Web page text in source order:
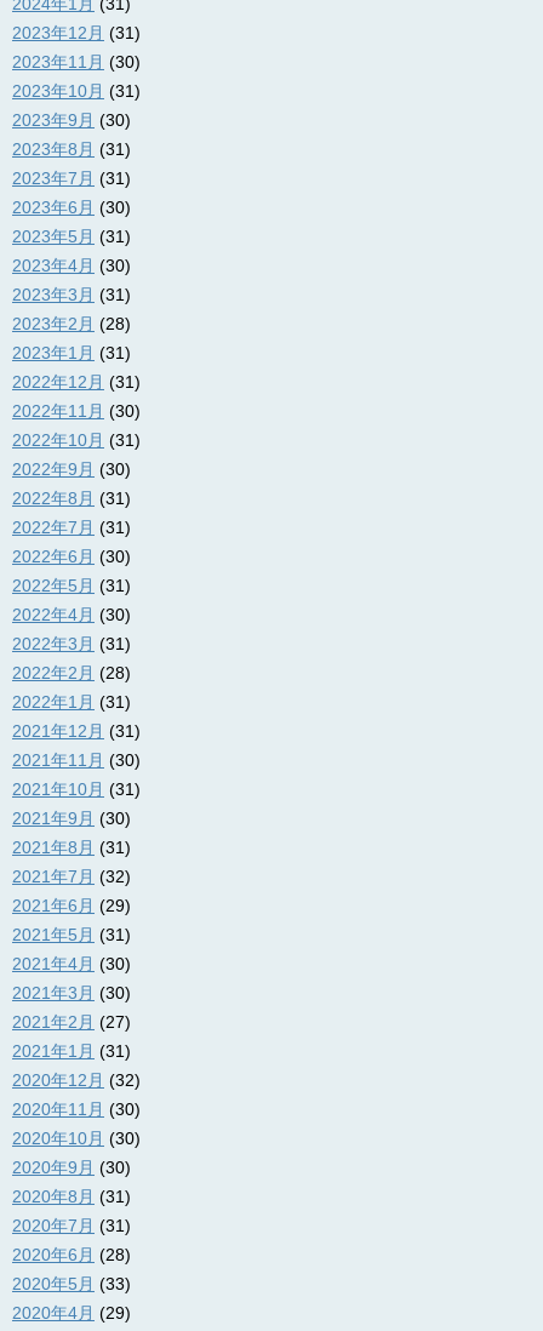
2024年1月 (31)
2023年12月 (31)
2023年11月 (30)
2023年10月 (31)
2023年9月 (30)
2023年8月 (31)
2023年7月 (31)
2023年6月 (30)
2023年5月 (31)
2023年4月 (30)
2023年3月 (31)
2023年2月 (28)
2023年1月 (31)
2022年12月 (31)
2022年11月 (30)
2022年10月 (31)
2022年9月 (30)
2022年8月 (31)
2022年7月 (31)
2022年6月 (30)
2022年5月 (31)
2022年4月 (30)
2022年3月 (31)
2022年2月 (28)
2022年1月 (31)
2021年12月 (31)
2021年11月 (30)
2021年10月 (31)
2021年9月 (30)
2021年8月 (31)
2021年7月 (32)
2021年6月 (29)
2021年5月 (31)
2021年4月 (30)
2021年3月 (30)
2021年2月 (27)
2021年1月 (31)
2020年12月 (32)
2020年11月 (30)
2020年10月 (30)
2020年9月 (30)
2020年8月 (31)
2020年7月 (31)
2020年6月 (28)
2020年5月 (33)
2020年4月 (29)